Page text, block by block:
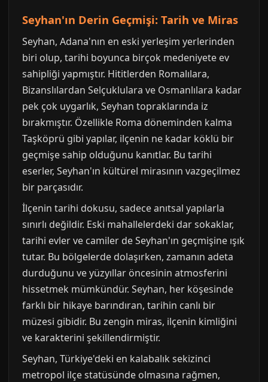
Seyhan'ın Derin Geçmişi: Tarih ve Miras
Seyhan, Adana'nın en eski yerleşim yerlerinden
biri olup, tarihi boyunca birçok medeniyete ev
sahipliği yapmıştır. Hititlerden Romalılara,
Bizanslılardan Selçuklulara ve Osmanlılara kadar
pek çok uygarlık, Seyhan topraklarında iz
bırakmıştır. Özellikle Roma döneminden kalma
Taşköprü gibi yapılar, ilçenin ne kadar köklü bir
geçmişe sahip olduğunu kanıtlar. Bu tarihi
eserler, Seyhan'ın kültürel mirasının vazgeçilmez
bir parçasıdır.
İlçenin tarihi dokusu, sadece anıtsal yapılarla
sınırlı değildir. Eski mahallelerdeki dar sokaklar,
tarihi evler ve camiler de Seyhan'ın geçmişine ışık
tutar. Bu bölgelerde dolaşırken, zamanın adeta
durduğunu ve yüzyıllar öncesinin atmosferini
hissetmek mümkündür. Seyhan, her köşesinde
farklı bir hikaye barındıran, tarihin canlı bir
müzesi gibidir. Bu zengin miras, ilçenin kimliğini
ve karakterini şekillendirmiştir.
Seyhan, Türkiye'deki en kalabalık sekizinci
metropol ilçe statüsünde olmasına rağmen,